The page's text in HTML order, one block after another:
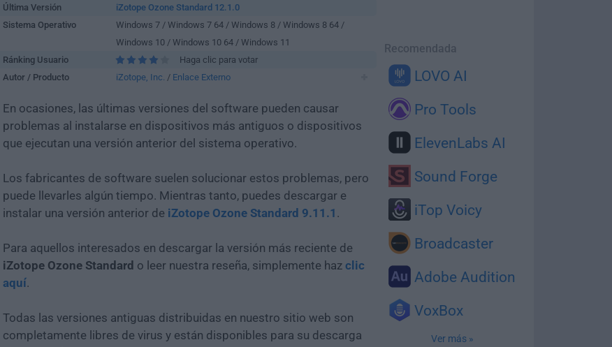
Recomendada
LOVO AI
Pro Tools
ElevenLabs AI
Sound Forge
iTop Voicy
Broadcaster
Adobe Audition
VoxBox
Ver más »
Última Versión
iZotope Ozone Standard 12.1.0
Sistema Operativo
Windows 7 / Windows 7 64 / Windows 8 / Windows 8 64 /
Windows 10 / Windows 10 64 / Windows 11
Ránking Usuario
Haga clic para votar
Autor / Producto
iZotope, Inc. / Enlace Externo
En ocasiones, las últimas versiones del software pueden causar
problemas al instalarse en dispositivos más antiguos o dispositivos
que ejecutan una versión anterior del sistema operativo.
Los fabricantes de software suelen solucionar estos problemas, pero
puede llevarles algún tiempo. Mientras tanto, puedes descargar e
instalar una versión anterior de iZotope Ozone Standard 9.11.1 .
Para aquellos interesados en descargar la versión más reciente de
iZotope Ozone Standard o leer nuestra reseña, simplemente haz clic
aquí.
Todas las versiones antiguas distribuidas en nuestro sitio web son
completamente libres de virus y están disponibles para su descarga